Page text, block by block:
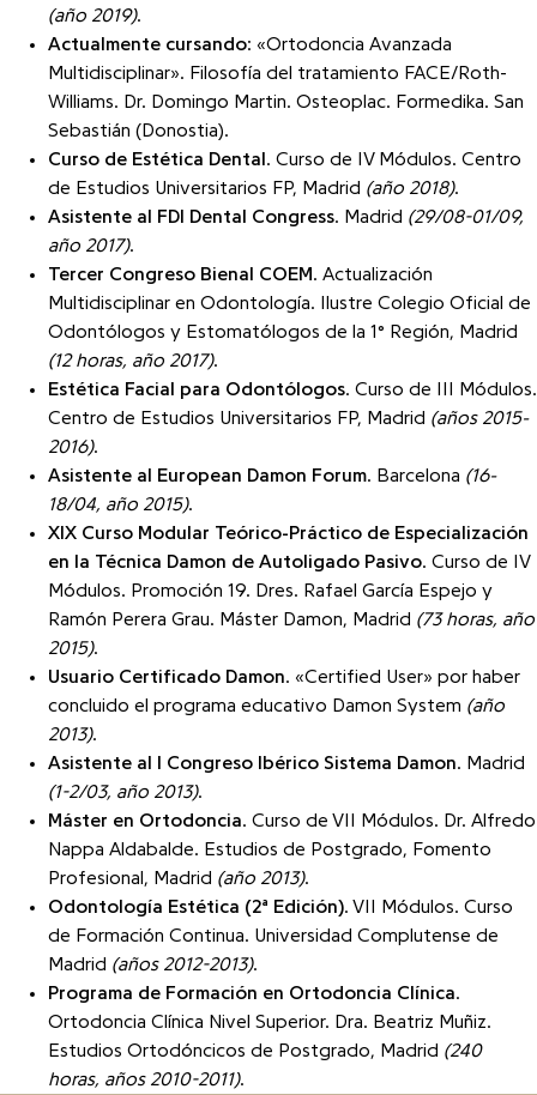
(año 2019).
Actualmente cursando: «Ortodoncia Avanzada
Multidisciplinar». Filosofía del tratamiento FACE/Roth-
Williams. Dr. Domingo Martin. Osteoplac. Formedika. San
Sebastián (Donostia).
Curso de Estética Dental . Curso de IV Módulos. Centro
de Estudios Universitarios FP, Madrid (año 2018).
Asistente al FDI Dental Congress. Madrid (29/08-01/09,
año 2017).
Tercer Congreso Bienal COEM. Actualización
Multidisciplinar en Odontología. Ilustre Colegio Oficial de
Odontólogos y Estomatólogos de la 1° Región, Madrid
(12 horas, año 2017).
Estética Facial para Odontólogos. Curso de III Módulos.
Centro de Estudios Universitarios FP, Madrid (años 2015-
2016).
Asistente al European Damon Forum. Barcelona (16-
18/04, año 2015).
XIX Curso Modular Teórico-Práctico de Especialización
en la Técnica Damon de Autoligado Pasivo. Curso de IV
Módulos. Promoción 19. Dres. Rafael García Espejo y
Ramón Perera Grau. Máster Damon, Madrid (73 horas, año
2015).
Usuario Certificado Damon. «Certified User» por haber
concluido el programa educativo Damon System (año
2013).
Asistente al I Congreso Ibérico Sistema Damon. Madrid
(1-2/03, año 2013).
Máster en Ortodoncia. Curso de VII Módulos. Dr. Alfredo
Nappa Aldabalde. Estudios de Postgrado, Fomento
Profesional, Madrid (año 2013).
Odontología Estética (2ª Edición). VII Módulos. Curso
de Formación Continua. Universidad Complutense de
Madrid (años 2012-2013).
Programa de Formación en Ortodoncia Clínica.
Ortodoncia Clínica Nivel Superior. Dra. Beatriz Muñiz.
Estudios Ortodóncicos de Postgrado, Madrid (240
horas, años 2010-2011).